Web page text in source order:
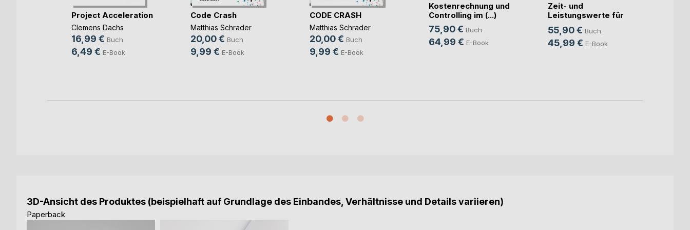
Project Acceleration
Clemens Dachs
16,99 € Buch
6,49 € E-Book
Code Crash
Matthias Schrader
20,00 € Buch
9,99 € E-Book
CODE CRASH
Matthias Schrader
20,00 € Buch
9,99 € E-Book
Kostenrechnung und
Controlling im (...)
75,90 € Buch
64,99 € E-Book
Zeit- und
Leistungswerte für
die K(...)
55,90 € Buch
45,99 € E-Book
3D-Ansicht des Produktes (beispielhaft auf Grundlage des Einbandes, Verhältnisse und Details variieren)
Paperback